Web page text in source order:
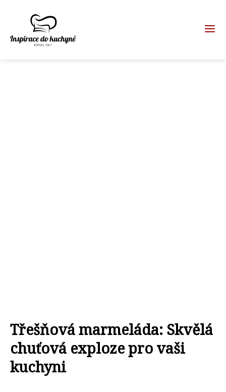
Třešňová marmeláda: Skvělá
chuťová exploze pro vaši
kuchyni